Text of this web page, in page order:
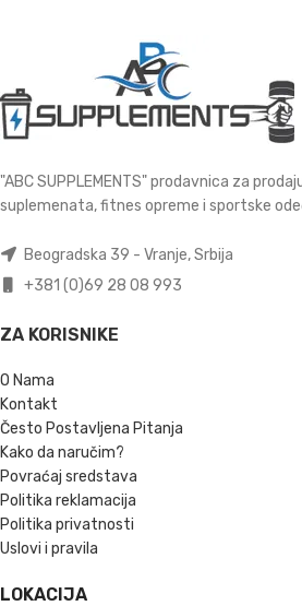
"ABC SUPPLEMENTS" prodavnica za
suplemenata, fitnes opreme i sportske
Beogradska 39 - Vranje, Srbija
+381 (0)69 28 08 993
ZA KORISNIKE
O Nama
Kontakt
Često Postavljena Pitanja
Kako da naručim?
Povraćaj sredstava
Politika reklamacija
Politika privatnosti
Uslovi i pravila
LOKACIJA